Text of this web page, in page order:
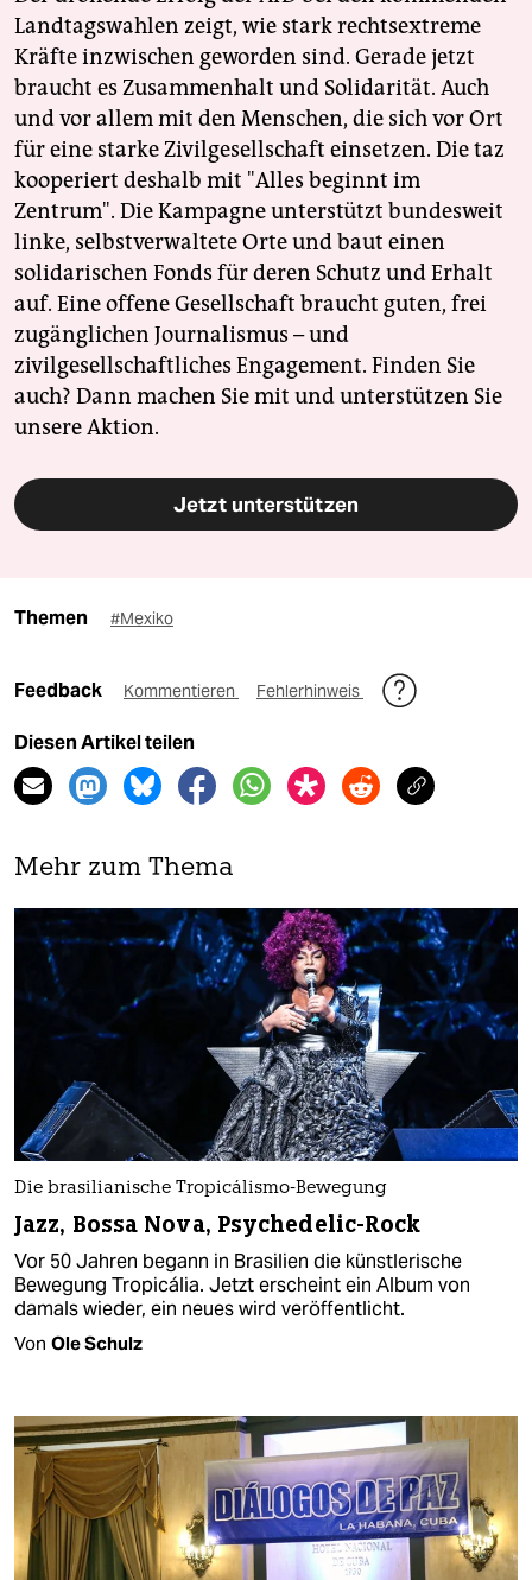
Landtagswahlen zeigt, wie stark rechtsextreme
Kräfte inzwischen geworden sind. Gerade jetzt
braucht es Zusammenhalt und Solidarität. Auch
und vor allem mit den Menschen, die sich vor Ort
für eine starke Zivilgesellschaft einsetzen. Die taz
kooperiert deshalb mit "Alles beginnt im
Zentrum". Die Kampagne unterstützt bundesweit
linke, selbstverwaltete Orte und baut einen
solidarischen Fonds für deren Schutz und Erhalt
auf. Eine offene Gesellschaft braucht guten, frei
zugänglichen Journalismus – und
zivilgesellschaftliches Engagement. Finden Sie
auch? Dann machen Sie mit und unterstützen Sie
unsere Aktion.
Jetzt unterstützen
Themen #Mexiko
Feedback Kommentieren Fehlerhinweis
Diesen Artikel teilen
Mehr zum Thema
Die brasilianische Tropicálismo-Bewegung
Jazz, Bossa Nova, Psychedelic-Rock
Vor 50 Jahren begann in Brasilien die künstlerische
Bewegung Tropicália. Jetzt erscheint ein Album von
damals wieder, ein neues wird veröffentlicht.
Von Ole Schulz